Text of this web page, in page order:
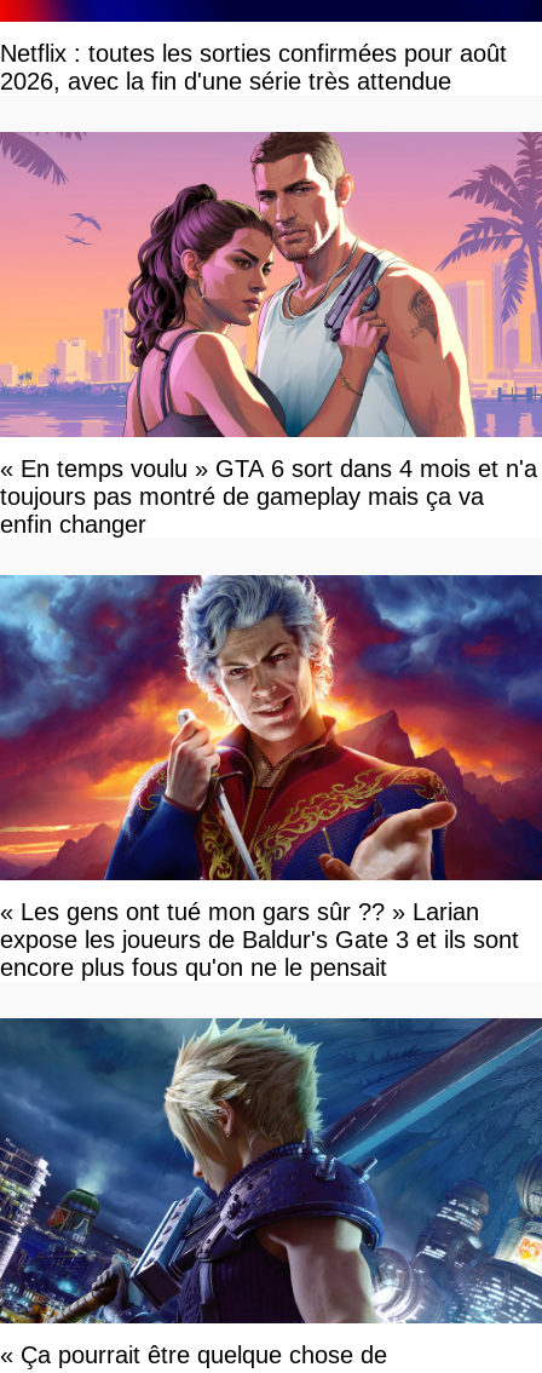
Netflix : toutes les sorties confirmées pour août
2026, avec la fin d'une série très attendue
« En temps voulu » GTA 6 sort dans 4 mois et n'a
toujours pas montré de gameplay mais ça va
enfin changer
« Les gens ont tué mon gars sûr ?? » Larian
expose les joueurs de Baldur's Gate 3 et ils sont
encore plus fous qu'on ne le pensait
« Ça pourrait être quelque chose de